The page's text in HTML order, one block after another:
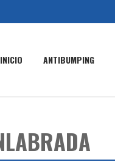
INICIO ANTIBUMPING